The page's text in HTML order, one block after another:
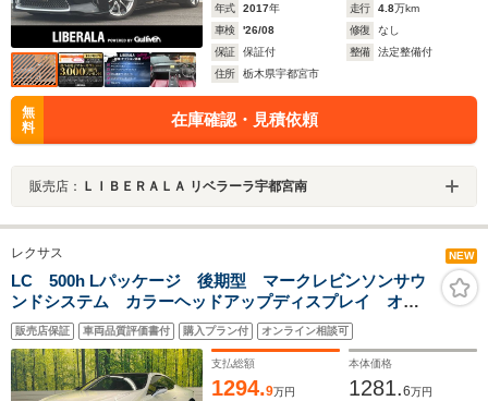
年式 2017年 走行 4.8万km
車検
'26/08 修復
なし
保証
保証付 整備
法定整備付
住所
栃木県宇都宮市
無
料
在庫確認・見積依頼
販売店： ＬＩＢＥＲＡＬＡ リベラーラ宇都宮南
レクサス NEW
LC 500h Lパッケージ 後期型 マークレビンソンサウ
ンドシステム カラーヘッドアップディスプレイ オレ
ンジブレーキキャリパー パノラマガラスルーフ 前席
レッドセミアニリン革シート 後席L-TEXシート 前席電
動ヘッドレスト
販売店保証 車両品質評価書付 購入プラン付 オンライン相談可
支払総額
1294.9万円
本体価格
1281.6万円